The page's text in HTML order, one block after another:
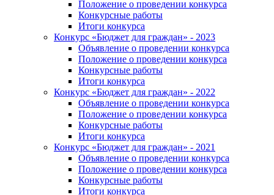
Положение о проведении конкурса
Конкурсные работы
Итоги конкурса
Конкурс «Бюджет для граждан» - 2023
Объявление о проведении конкурса
Положение о проведении конкурса
Конкурсные работы
Итоги конкурса
Конкурс «Бюджет для граждан» - 2022
Объявление о проведении конкурса
Положение о проведении конкурса
Конкурсные работы
Итоги конкурса
Конкурс «Бюджет для граждан» - 2021
Объявление о проведении конкурса
Положение о проведении конкурса
Конкурсные работы
Итоги конкурса